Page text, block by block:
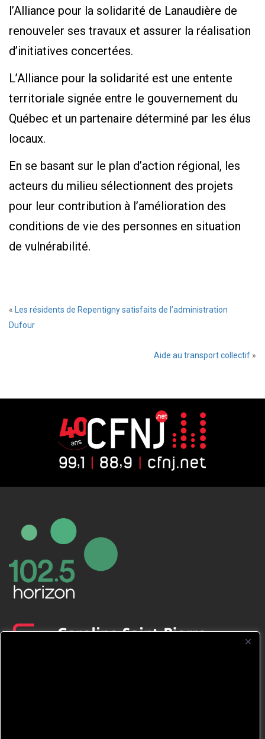
l’Alliance pour la solidarité de Lanaudière de
renouveler ses travaux et assurer la réalisation
d’initiatives concertées.
L’Alliance pour la solidarité est une entente
territoriale signée entre le gouvernement du
Québec et un partenaire déterminé par les élus
locaux.
En se basant sur le plan d’action régional, les
acteurs du milieu sélectionnent des projets
pour leur contribution à l’amélioration des
conditions de vie des personnes en situation
de vulnérabilité.
« Les résidents de Repentigny satisfaits de l’administration
Dufour
Aide au transport collectif »